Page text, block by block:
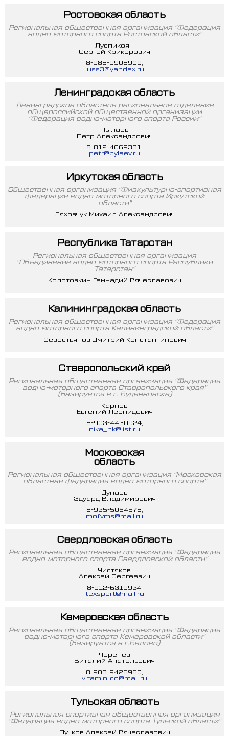
Ростовская область
Региональная общественная организация "Федерация
водно-моторного спорта Ростовской области"
Луспикоян
Сергей Крикорович
8-988-9908909,
luss3@yandex.ru
Ленинградская область
Ленинградское областное региональное отделение
общероссийской общественной организации
"Федерация водно-моторного спорта России"
Пылаев
Петр Александрович
8-812-4069331,
petr@pylaev.ru
Иркутская область
Общественная организация "Физкультурно-спортивная
федерация водно-моторного спорта Иркутской
области"
Ляховчук Михаил Александрович
Республика Татарстан
Региональная общественная организация
"Объединение водно-моторного спорта Республики
Татарстан"
Колотовкин Геннадий Вячеславович
Калининградская область
Региональная общественная организация "Федерация
водно-моторного спорта Калининградской области"
Севостьянов Дмитрий Константинович
Ставропольский край
Региональная общественная организация "Федерация
водно-моторного спорта Ставропольского края"
(базируется в г. Буденновске)
Карпов
Евгений Леонидович
8-903-4430924,
nika_hk@list.ru
Московская
область
Региональная общественная организация "Московская
областная федерация водно-моторного спорта"
Дунаев
Эдуард Владимирович
8-925-5064578,
mofvms@mail.ru
Свердловская область
Региональная общественная организация "Федерация
водно-моторного спорта Свердловской области"
Чистяков
Алексей Сергеевич
8-912-6319924,
texsport@mail.ru
Кемеровская область
Региональная общественная организация "Федерация
водно-моторного спорта Кемеровской области"
(базируется в г.Белово)
Черенев
Виталий Анатольевич
8-903-9426960,
vitamin-co@mail.ru
Тульская область
Региональная спортивная общественная организация
"Федерация водно-моторного спорта Тульской области"
Пучков Алексей Вячеславович